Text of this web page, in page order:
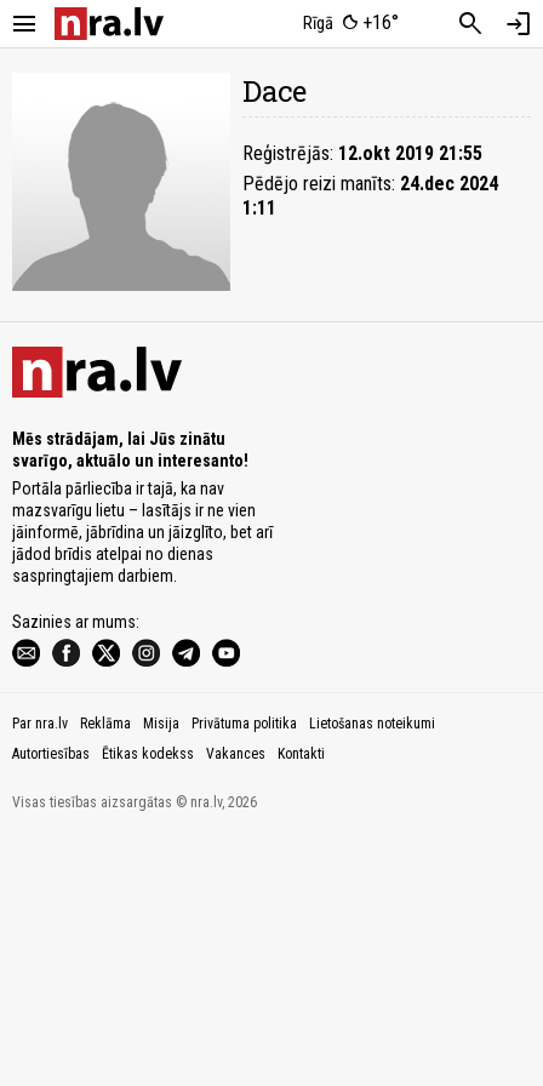
menu Rīgā +16° search login
Dace
Reģistrējās: 12.okt 2019 21:55
Pēdējo reizi manīts: 24.dec 2024
1:11
Mēs strādājam, lai Jūs zinātu
svarīgo, aktuālo un interesanto!
Portāla pārliecība ir tajā, ka nav
mazsvarīgu lietu – lasītājs ir ne vien
jāinformē, jābrīdina un jāizglīto, bet arī
jādod brīdis atelpai no dienas
saspringtajiem darbiem.
Sazinies ar mums:
Par nra.lv Reklāma Misija Privātuma politika
Lietošanas noteikumi
Autortiesības
Ētikas kodekss Vakances Kontakti
Visas tiesības aizsargātas © nra.lv, 2026